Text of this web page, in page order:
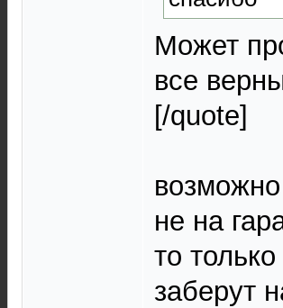
Может
все
[/quote]
не на
то
заберут